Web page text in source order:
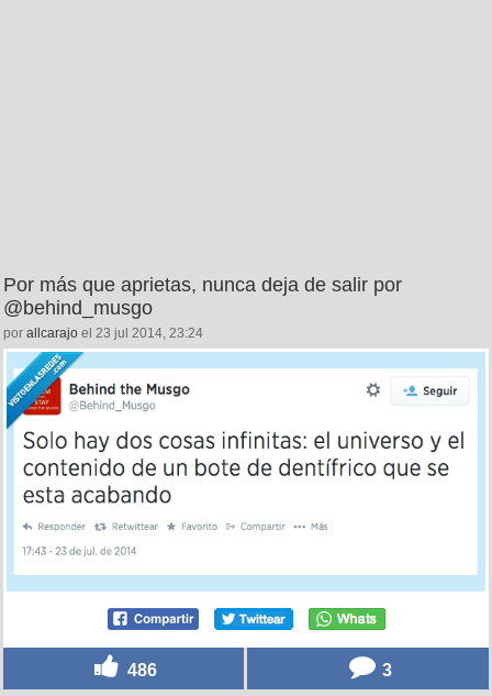
Por más que aprietas, nunca deja de salir por
@behind_musgo
por allcarajo el 23 jul 2014, 23:24
486 3